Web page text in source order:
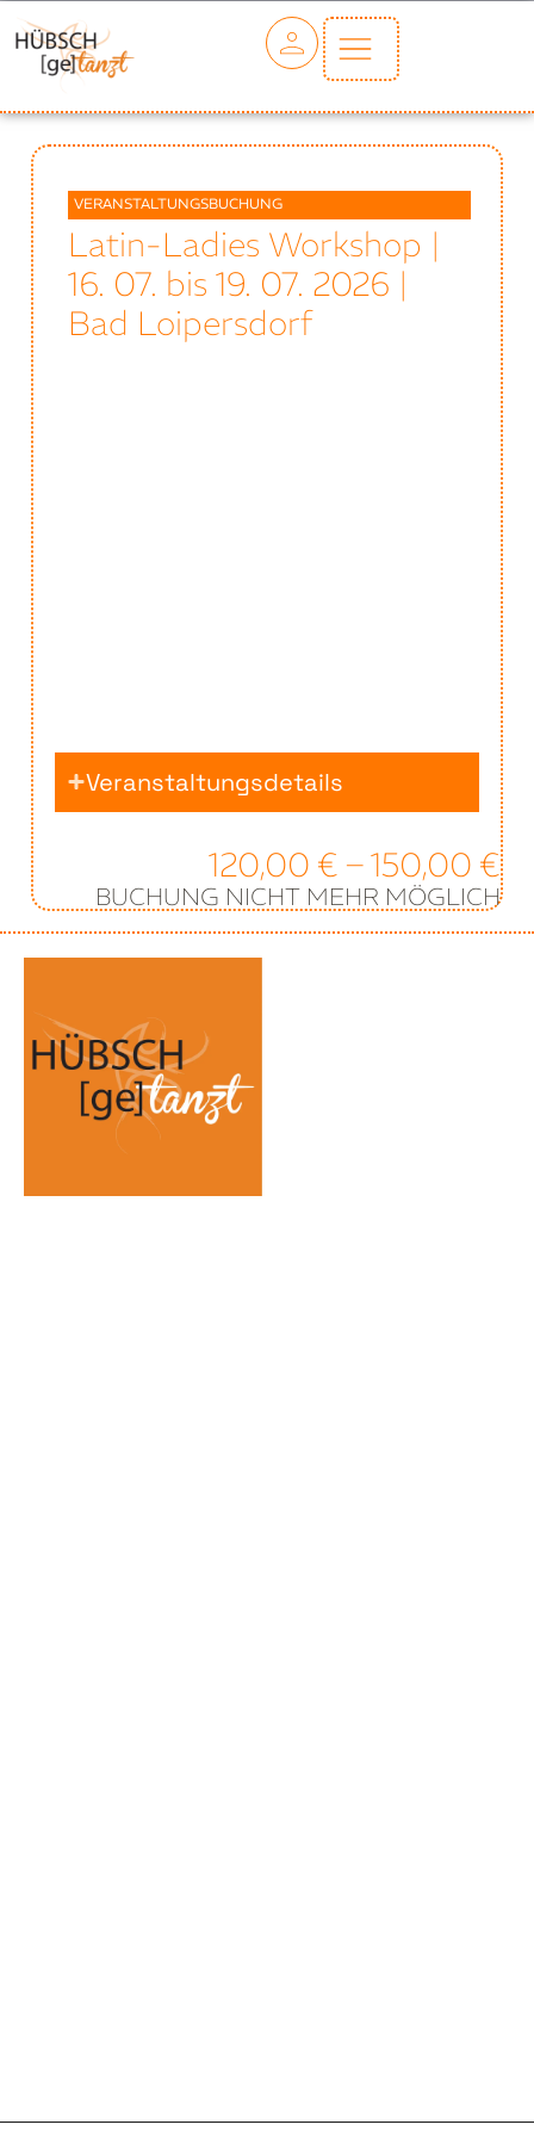
VERANSTALTUNGSBUCHUNG
Latin-Ladies Workshop |
16. 07. bis 19. 07. 2026 |
Bad Loipersdorf
Veranstaltungsdetails
120,00 € –150,00 €
BUCHUNG NICHT MEHR MÖGLICH